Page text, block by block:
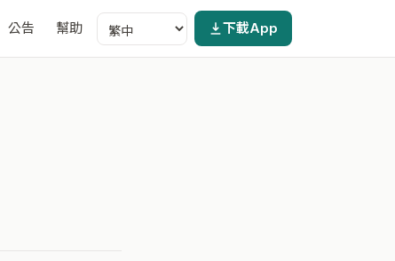
公告 幫助 下載App